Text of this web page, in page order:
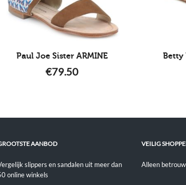
Paul Joe Sister ARMINE
€79.50
Betty
AANBOD
slippers en sandalen uit meer dan
online winkels
VEILIG
Alleen